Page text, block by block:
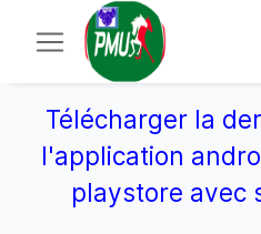
Télécharger la
l'application
playstore avec